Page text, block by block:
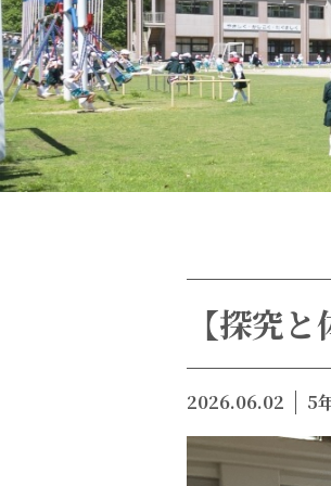
【探究
2026.06.02 5